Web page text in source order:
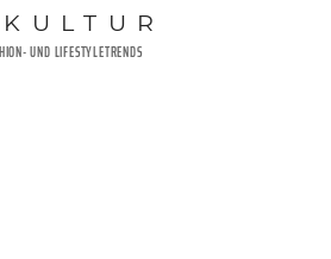
UND LIFESTYLETRENDS